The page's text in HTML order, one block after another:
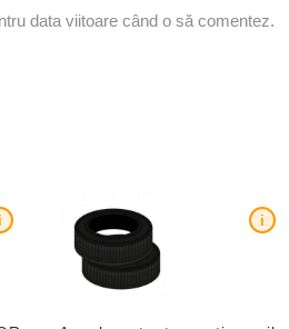
data viitoare când o să comentez.
i i